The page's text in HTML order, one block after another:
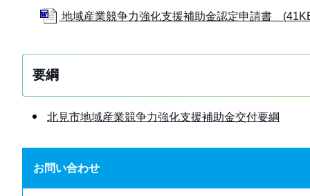
地域産業競争力強化支援補助金認定申請書
要綱
北見市地域産業競争力強化支援補助金交付要綱
お問い合わせ